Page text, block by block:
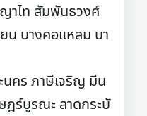
าไท สัมพันธวงศ์
น บางคอแหลม บา
นคร ภาษีเจริญ มีน
ฎร์บูรณะ ลาดกระบั